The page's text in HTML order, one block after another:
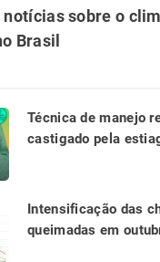
sobre o
Brasil
Técnica de manejo
castigado pela
Intensificação das
queimadas em